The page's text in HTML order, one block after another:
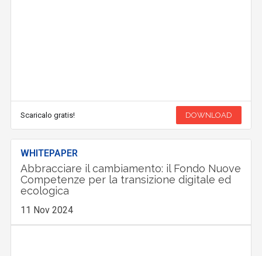
Scaricalo gratis! DOWNLOAD
WHITEPAPER
Abbracciare il cambiamento: il Fondo Nuove
Competenze per la transizione digitale ed
ecologica
11 Nov 2024